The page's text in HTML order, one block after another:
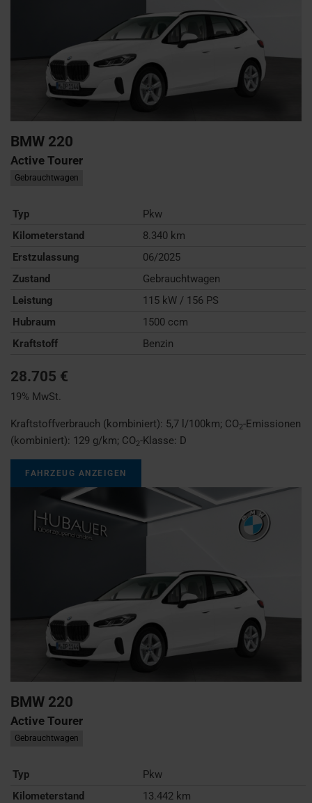
BMW 220
Active Tourer
Gebrauchtwagen
Typ
Pkw
Kilometerstand
8.340 km
Erstzulassung
06/2025
Zustand
Gebrauchtwagen
Leistung
115 kW / 156 PS
Hubraum
1500 ccm
Kraftstoff
Benzin
28.705 €
19% MwSt.
Kraftstoffverbrauch (kombiniert): 5,7 l/100km; CO2-Emissionen
(kombiniert): 129 g/km; CO2-Klasse: D
FAHRZEUG ANZEIGEN
BMW 220
Active Tourer
Gebrauchtwagen
Typ
Pkw
Kilometerstand
13.442 km